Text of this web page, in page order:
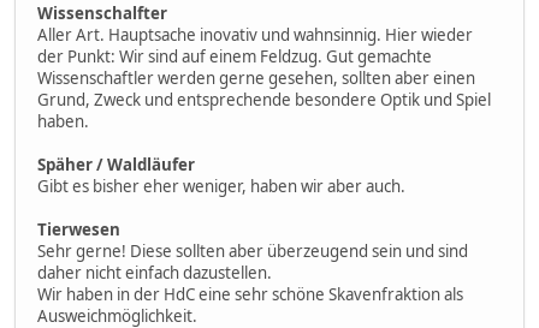
Wissenschalfter
Aller Art. Hauptsache inovativ und wahnsinnig. Hier wieder
der Punkt: Wir sind auf einem Feldzug. Gut gemachte
Wissenschaftler werden gerne gesehen, sollten aber einen
Grund, Zweck und entsprechende besondere Optik und Spiel
haben.
Späher / Waldläufer
Gibt es bisher eher weniger, haben wir aber auch.
Tierwesen
Sehr gerne! Diese sollten aber überzeugend sein und sind
daher nicht einfach dazustellen.
Wir haben in der HdC eine sehr schöne Skavenfraktion als
Ausweichmöglichkeit.